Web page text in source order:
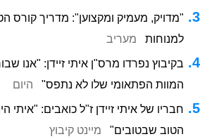
"מדויק, מעמיק ומקצוען": מדריך קורס
למנוחות
מעריב
בקיבוץ נפרדו מרס"ן איתי זיידן: "אנו
המוות הפתאומי שלו לא נתפס"
היום
חבריו של איתי זיידן ז"ל כואבים: "איתי
הטוב שבטובים"
מיינט קיבוץ